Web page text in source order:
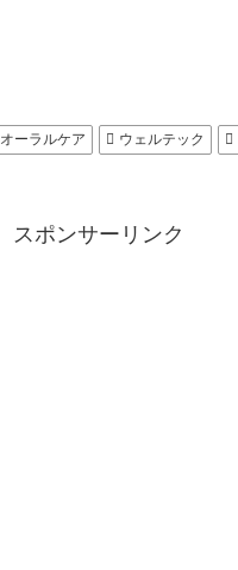
オーラルケア ウェルテック
スポンサーリンク